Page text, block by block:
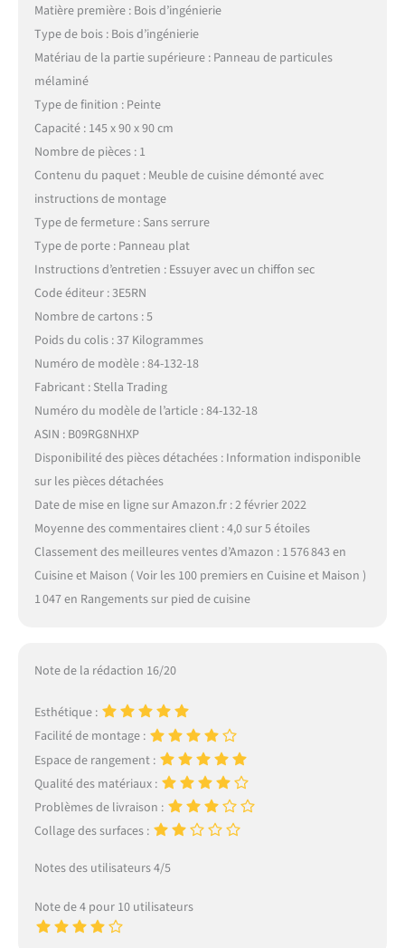
Matière première : Bois d’ingénierie
Type de bois : Bois d’ingénierie
Matériau de la partie supérieure : Panneau de particules
mélaminé
Type de finition : Peinte
Capacité : 145 x 90 x 90 cm
Nombre de pièces : 1
Contenu du paquet : Meuble de cuisine démonté avec
instructions de montage
Type de fermeture : Sans serrure
Type de porte : Panneau plat
Instructions d’entretien : Essuyer avec un chiffon sec
Code éditeur : 3E5RN
Nombre de cartons : 5
Poids du colis : 37 Kilogrammes
Numéro de modèle : 84-132-18
Fabricant : Stella Trading
Numéro du modèle de l’article : 84-132-18
ASIN : B09RG8NHXP
Disponibilité des pièces détachées : Information indisponible
sur les pièces détachées
Date de mise en ligne sur Amazon.fr : 2 février 2022
Moyenne des commentaires client : 4,0 sur 5 étoiles
Classement des meilleures ventes d’Amazon : 1 576 843 en
Cuisine et Maison ( Voir les 100 premiers en Cuisine et Maison )
1 047 en Rangements sur pied de cuisine
Note de la rédaction 16/20
Esthétique :
Facilité de montage :
Espace de rangement :
Qualité des matériaux :
Problèmes de livraison :
Collage des surfaces :
Notes des utilisateurs 4/5
Note de 4 pour 10 utilisateurs